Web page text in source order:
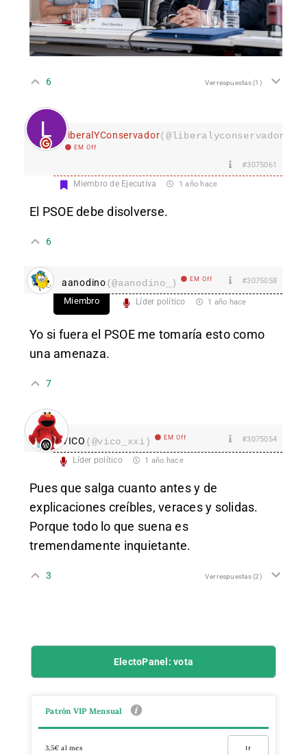
6 Ver respuestas(1)
LiberalYConservador
EM Off
#3075061
Miembro de Ejecutiva 1 año hace
El PSOE debe disolverse.
6
aanodino(@aanodino_) EM Off #3075058
Miembro Líder político 1 año hace
Yo si fuera el PSOE me tomaría esto como
una amenaza.
7
VICO (@vico_xxi) EM Off #3075054
Líder político 1 año hace
Pues que salga cuanto antes y de
explicaciones creíbles, veraces y solidas.
Porque todo lo que suena es
tremendamente inquietante.
3 Ver respuestas(2)
ElectoPanel: vota
Patrón VIP Mensual
3,5€ al mes Ir